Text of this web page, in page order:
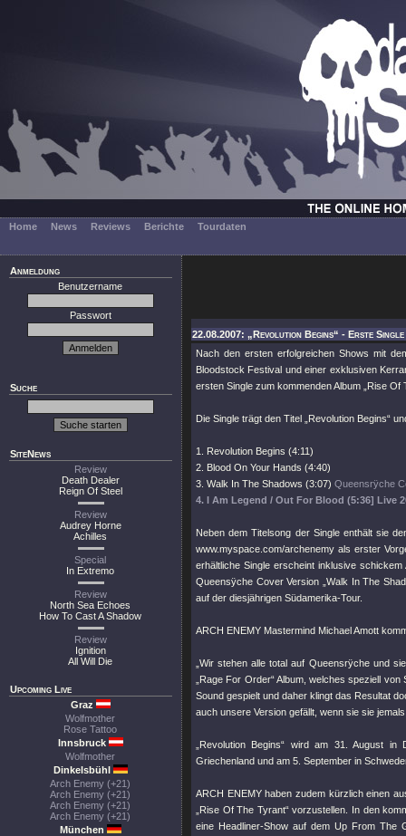
Home News Reviews Berichte Tourdaten
Anmeldung
Benutzername
Passwort
Suche
SiteNews
Review
Death Dealer
Reign Of Steel
Review
Audrey Horne
Achilles
Special
In Extremo
Review
North Sea Echoes
How To Cast A Shadow
Review
Ignition
All Will Die
Upcoming Live
Graz
Wolfmother
Rose Tattoo
Innsbruck
Wolfmother
Dinkelsbühl
Arch Enemy (+21)
Arch Enemy (+21)
Arch Enemy (+21)
Arch Enemy (+21)
München
22.08.2007: „Revolution Begins“ - Erste Single
Nach den ersten erfolgreichen Shows mit
Bloodstock Festival und einer exklusiven
ersten Single zum kommenden Album „Rise Of
Die Single trägt den Titel „Revolution Begins“
1. Revolution Begins (4:11)
2. Blood On Your Hands (4:40)
3. Walk In The Shadows (3:07) Queensrÿche
4. I Am Legend / Out For Blood (5:36] Live
Neben dem Titelsong der Single enthält sie
www.myspace.com/archenemy als erster
erhältliche Single erscheint inklusive
Queensÿche Cover Version „Walk In The
auf der diesjährigen Südamerika-Tour.
ARCH ENEMY Mastermind Michael Amott
„Wir stehen alle total auf Queensrÿche und
„Rage For Order“ Album, welches speziell
Sound gespielt und daher klingt das Resultat
auch unsere Version gefällt, wenn sie sie jemals
„Revolution Begins“ wird am 31. August
Griechenland und am 5. September in
ARCH ENEMY haben zudem kürzlich einen
„Rise Of The Tyrant“ vorzustellen. In den
eine Headliner-Show auf dem Up From The